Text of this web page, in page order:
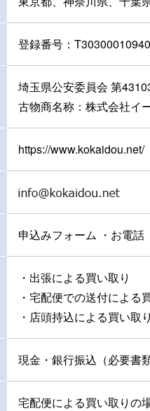
登録番号：
埼玉県公安委員会 第
古物商名称：株式会社イ
https://www.kokaidou.net/
申込みフォーム ・お電話
・出張による買い取り
・宅配便での送付による
・店頭持込による買い取り
現金・銀行振込（必要書
宅配便による買い取りの